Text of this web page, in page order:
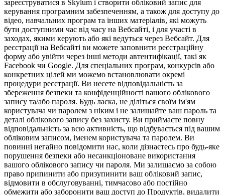
зареєструватися в Skylum і створити обліковий запис для
керування програмним забезпеченням, а також для доступу до
відео, навчальних програм та інших матеріалів, які можуть
бути доступними час від часу на Вебсайті, і для участі в
заходах, якими керують або які ведуться через Вебсайт. Для
реєстрації на Вебсайті ви можете заповнити реєстраційну
форму або увійти через інші методи автентифікації, такі як
Facebook чи Google. Для спеціальних програм, конкурсів або
конкретних цілей ми можемо встановлювати окремі
процедури реєстрації. Ви несете відповідальність за
збереження безпеки та конфіденційності вашого облікового
запису та/або пароля. Будь ласка, не діліться своїм ім'ям
користувача чи паролем з ніким і не залишайте ваш пароль та
деталі облікового запису без захисту. Ви приймаєте повну
відповідальність за всю активність, що відбувається під вашим
обліковим записом, іменем користувача та паролем. Ви
повинні негайно повідомити нас, коли дізнаєтесь про будь-яке
порушення безпеки або несанкціоноване використання
вашого облікового запису чи пароля. Ми залишаємо за собою
право припинити або призупинити ваш обліковий запис,
відмовити в обслуговуванні, тимчасово або постійно
обмежити або заборонити ваш доступ до Продуктів, видалити